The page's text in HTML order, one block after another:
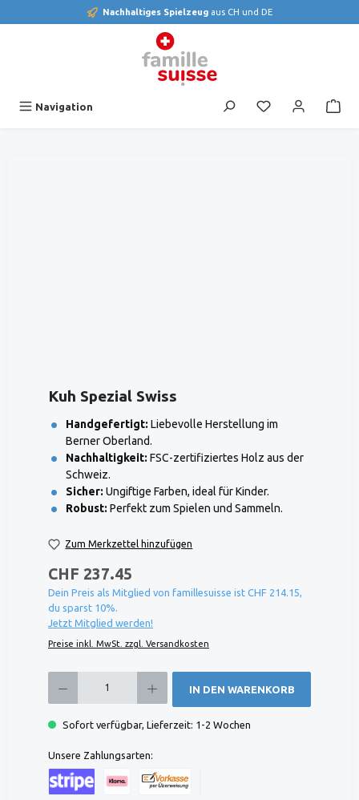
Nachhaltiges Spielzeug aus CH und DE
Navigation Du hast 0
Kuh Spezial Swiss
Handgefertigt: Liebevolle Herstellung im
Berner Oberland.
Nachhaltigkeit: FSC-zertifiziertes Holz aus der
Schweiz.
Sicher: Ungiftige Farben, ideal für Kinder.
Robust: Perfekt zum Spielen und Sammeln.
Zum Merkzettel hinzufügen
CHF 237.45
Dein Preis als Mitglied von famillesuisse ist CHF 214.15,
du sparst 10%.
Jetzt Mitglied werden!
Preise inkl. MwSt. zzgl. Versandkosten
IN DEN WARENKORB
Sofort verfügbar, Lieferzeit: 1-2 Wochen
Unsere Zahlungsarten: